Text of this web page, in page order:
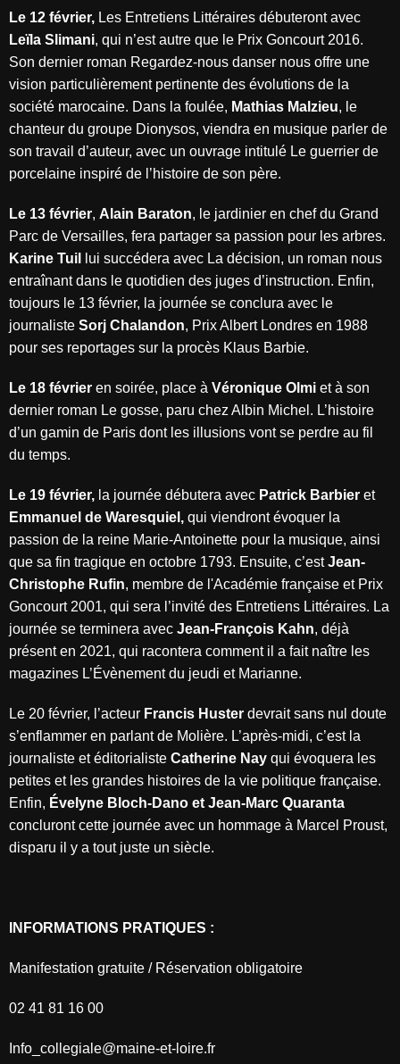
Le 12 février, Les Entretiens Littéraires débuteront avec
Leïla Slimani, qui n’est autre que le Prix Goncourt 2016.
Son dernier roman Regardez-nous danser nous offre une
vision particulièrement pertinente des évolutions de la
société marocaine. Dans la foulée, Mathias Malzieu, le
chanteur du groupe Dionysos, viendra en musique parler de
son travail d’auteur, avec un ouvrage intitulé Le guerrier de
porcelaine inspiré de l’histoire de son père.
Le 13 février, Alain Baraton, le jardinier en chef du Grand
Parc de Versailles, fera partager sa passion pour les arbres.
Karine Tuil
lui succédera avec La décision, un roman nous
entraînant dans le quotidien des juges d’instruction. Enfin,
toujours le 13 février, la journée se conclura avec le
journaliste Sorj Chalandon, Prix Albert Londres en 1988
pour ses reportages sur la procès Klaus Barbie.
Le 18 février en soirée, place à Véronique Olmi et à son
dernier roman Le gosse, paru chez Albin Michel. L’histoire
d’un gamin de Paris dont les illusions vont se perdre au fil
du temps.
Le 19 février, la journée débutera avec Patrick Barbier et
Emmanuel de Waresquiel, qui viendront évoquer la
passion de la reine Marie-Antoinette pour la musique, ainsi
que sa fin tragique en octobre 1793. Ensuite, c’estJean-
Christophe Rufin, membre de l'Académie française et Prix
Goncourt 2001, qui sera l’invité des Entretiens Littéraires. La
journée se terminera avec Jean-François Kahn, déjà
présent en 2021, qui racontera comment il a fait naître les
magazines L’Évènement du jeudi et Marianne.
Le 20 février, l’acteur Francis Huster devrait sans nul doute
s’enflammer en parlant de Molière. L’après-midi, c’est la
journaliste et éditorialiste Catherine Nay qui évoquera les
petites et les grandes histoires de la vie politique française.
Enfin, Évelyne Bloch-Dano et Jean-Marc Quaranta
concluront cette journée avec un hommage à Marcel Proust,
disparu il y a tout juste un siècle.
INFORMATIONS PRATIQUES :
Manifestation gratuite / Réservation obligatoire
02 41 81 16 00
Info_collegiale@maine-et-loire.fr